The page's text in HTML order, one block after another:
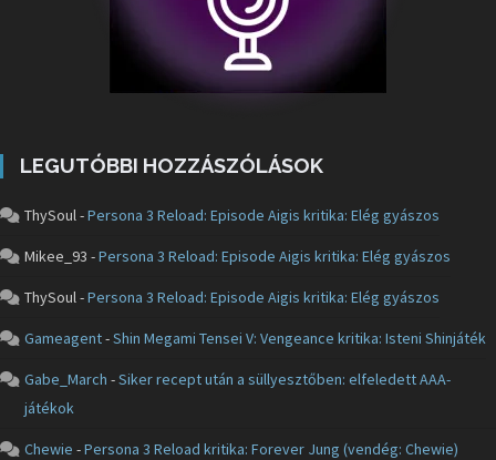
LEGUTÓBBI HOZZÁSZÓLÁSOK
ThySoul-Persona 3 Reload: Episode Aigis kritika: Elég gyászos
Mikee_93 -Persona 3 Reload: Episode Aigis kritika: Elég gyászos
ThySoul-Persona 3 Reload: Episode Aigis kritika: Elég gyászos
Gameagent-Shin Megami Tensei V: Vengeance kritika: Isteni Shinjáték
Gabe_March -Siker recept után a süllyesztőben: elfeledett AAA-
játékok
Chewie -Persona 3 Reload kritika: Forever Jung (vendég: Chewie)